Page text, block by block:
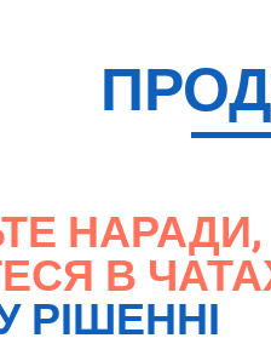
НАРАДИ,
В
РІШЕННІ